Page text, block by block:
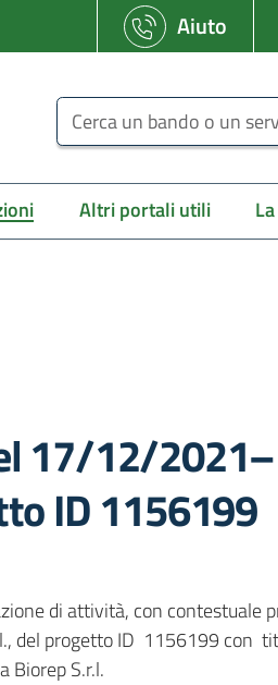
Aiuto
Cerca un bando o un servizio
Altri portali utili
17/12/
ID 1156199
di attività, con contestuale
del progetto ID 1156199 con
Biorep S.r.l.